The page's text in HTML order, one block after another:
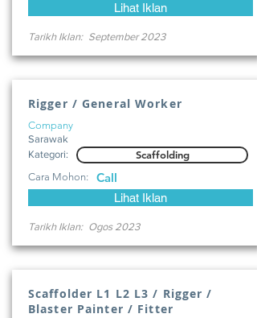
Lihat Iklan
Tarikh Iklan: September 2023
Rigger / General Worker
Company
Sarawak
Kategori:
Scaffolding
Cara Mohon: Call
Lihat Iklan
Tarikh Iklan: Ogos 2023
Scaffolder L1 L2 L3 / Rigger /
Blaster Painter / Fitter